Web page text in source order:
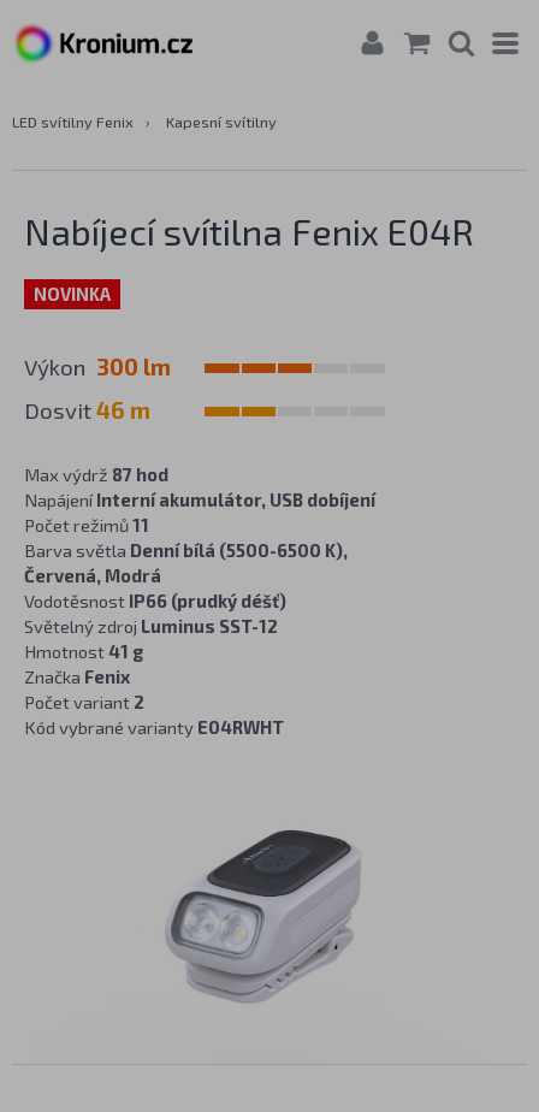
LED svítilny Fenix › Kapesní svítilny
Nabíjecí svítilna Fenix E04R
NOVINKA
Výkon 300 lm
Dosvit46 m
Max výdrž 87 hod
NapájeníInterní akumulátor, USB dobíjení
Počet režimů11
Barva světla Denní bílá (5500-6500 K),
Červená, Modrá
Vodotěsnost IP66 (prudký déšť)
Světelný zdroj Luminus SST-12
Hmotnost41 g
Značka Fenix
Počet variant 2
Kód vybrané varianty E04RWHT